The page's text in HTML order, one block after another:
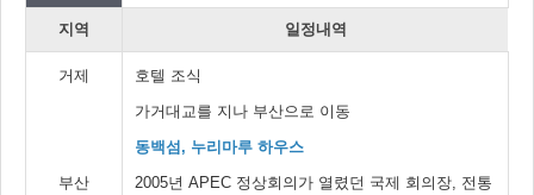
지역 일정내역
거제
부산
호텔 조식
가거대교를 지나 부산으로 이동
동백섬, 누리마루 하우스
2005년 APEC 정상회의가 열렸던 국제 회의장, 전통